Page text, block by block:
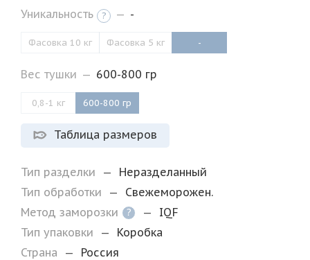
Уникальность ? — -
Фасовка 10 кг Фасовка 5 кг -
Вес тушки — 600-800 гр
0,8-1 кг 600-800 гр
Таблица размеров
Тип разделки —
Неразделанный
Тип обработки
—
Свежеморожен.
Метод заморозки
? —
IQF
Тип упаковки
—
Коробка
Страна
—
Россия